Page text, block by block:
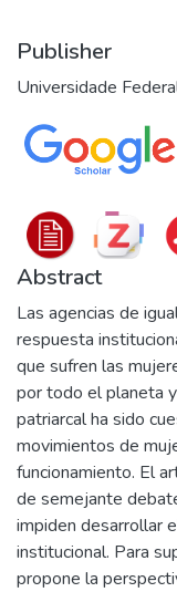
Publisher
Universidade
Abstract
Las agencias de
respuesta
que sufren las
por todo el planeta
patriarcal ha sido
movimientos de
funcionamiento. El
de semejante
impiden desarrollar
institucional. Para
propone la